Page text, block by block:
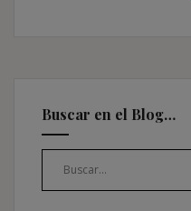
Buscar en el Blog…